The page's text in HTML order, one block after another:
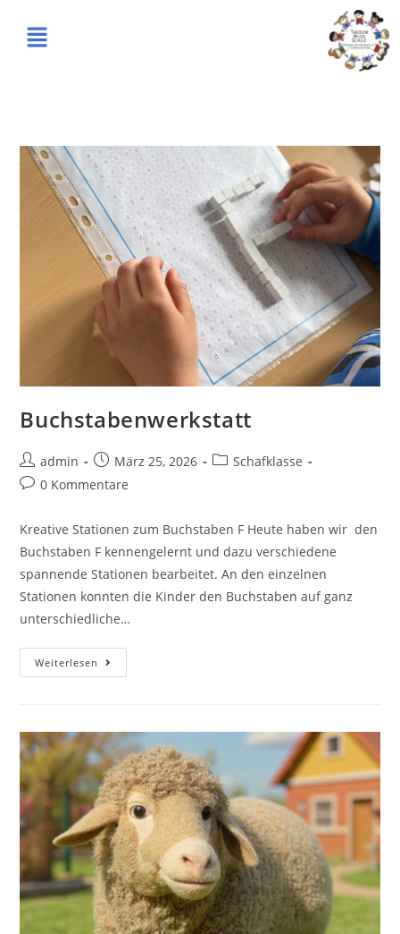
Buchstabenwerkstatt
admin März 25, 2026
Schafklasse
0 Kommentare
Kreative Stationen zum Buchstaben F Heute haben wir den
Buchstaben F kennengelernt und dazu verschiedene
spannende Stationen bearbeitet. An den einzelnen
Stationen konnten die Kinder den Buchstaben auf ganz
unterschiedliche…
Weiterlesen